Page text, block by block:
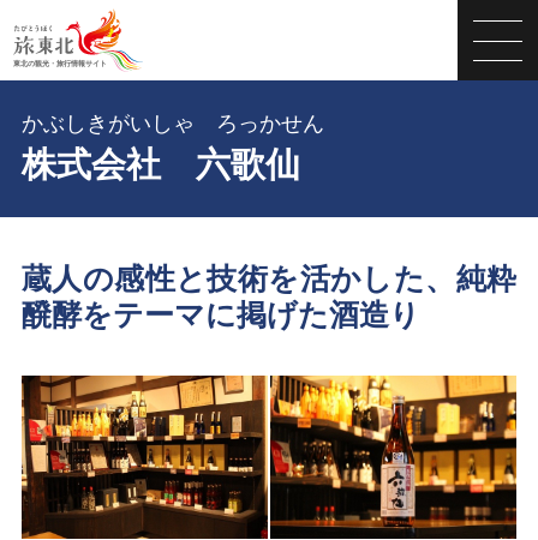
株式会社 六歌仙
かぶしきがいしゃ ろっかせん
蔵人の感性と技術を活かした、純粋
醗酵をテーマに掲げた酒造り